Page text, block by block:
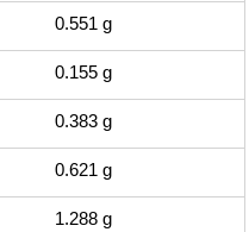
0.551 g
0.155 g
0.383 g
0.621 g
1.288 g